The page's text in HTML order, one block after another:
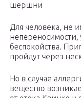
шершни
Для человека, не
непереносимости,
беспокойства.
пройдут через
Но в случае
вещество